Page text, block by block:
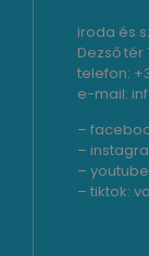
iroda és
Dezső tér
telefon:
e-mail:
–
–
–
– tiktok: